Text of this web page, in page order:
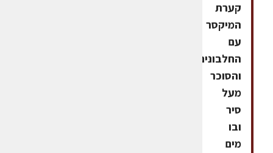
קערת
המיקסר
עם
החלבונים
והסוכר
מעל
סיר
ובו
מים